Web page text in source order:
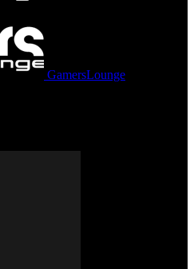
GamersLounge